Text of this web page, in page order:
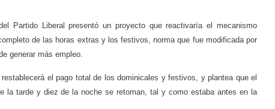
Partido Liberal presentó un proyecto que reactivaría el mecanismo
de las horas extras y los festivos, norma que fue modificada por
generar más empleo.
el pago total de los dominicales y festivos, y plantea que el
la tarde y diez de la noche se retoman, tal y como estaba antes en la